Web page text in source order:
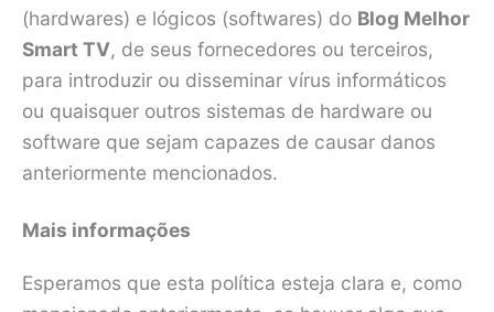
(hardwares) e lógicos (softwares) do Blog Melhor
Smart TV, de seus fornecedores ou terceiros,
para introduzir ou disseminar vírus informáticos
ou quaisquer outros sistemas de hardware ou
software que sejam capazes de causar danos
anteriormente mencionados.
Mais informações
Esperamos que esta política esteja clara e, como